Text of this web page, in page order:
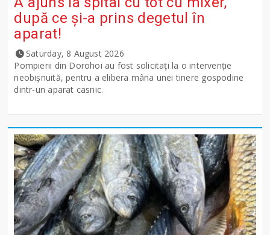
după ce și-a prins degetul în
aparat!
Saturday, 8 August 2026
Pompierii din Dorohoi au fost solicitați la o intervenție
neobișnuită, pentru a elibera mâna unei tinere gospodine
dintr-un aparat casnic.